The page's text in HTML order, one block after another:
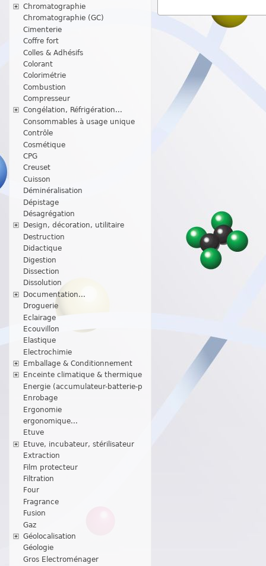
Chromatographie
Chromatographie (GC)
Cimenterie
Coffre fort
Colles & Adhésifs
Colorant
Colorimétrie
Combustion
Compresseur
Congélation, Réfrigération...
Consommables à usage unique
Contrôle
Cosmétique
CPG
Creuset
Cuisson
Déminéralisation
Dépistage
Désagrégation
Design, décoration, utilitaire
Destruction
Didactique
Digestion
Dissection
Dissolution
Documentation...
Droguerie
Eclairage
Ecouvillon
Elastique
Electrochimie
Emballage & Conditionnement
Enceinte climatique & thermique
Energie (accumulateur-batterie-p
Enrobage
Ergonomie
ergonomique...
Etuve
Etuve, incubateur, stérilisateur
Extraction
Film protecteur
Filtration
Four
Fragrance
Fusion
Gaz
Géolocalisation
Géologie
Gros Electroménager